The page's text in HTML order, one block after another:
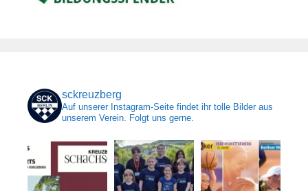
sckreuzberg
Auf unserer Instagram-Seite findet ihr tolle Bilder aus
unserem Verein. Folgt uns gerne.